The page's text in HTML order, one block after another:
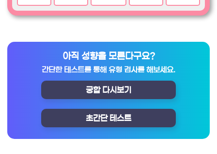
아직 성향을 모른다구요?
간단한 테스트를 통해 유형 검사를 해보세요.
궁합 다시보기
초간단 테스트